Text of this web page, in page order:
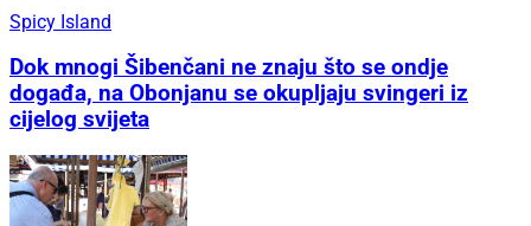
Spicy Island
Dok mnogi Šibenčani ne znaju što se ondje
događa, na Obonjanu se okupljaju svingeri iz
cijelog svijeta